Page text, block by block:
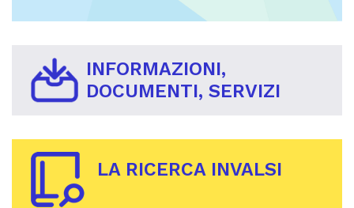
INFORMAZIONI,
DOCUMENTI, SERVIZI
LA RICERCA INVALSI